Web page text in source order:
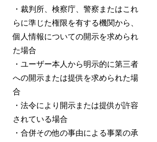
・裁判所、検察庁、警察またはこれ
らに準じた権限を有する機関から、
個人情報についての開示を求められ
た場合
・ユーザー本人から明示的に第三者
への開示または提供を求められた場
合
・法令により開示または提供が許容
されている場合
・合併その他の事由による事業の承